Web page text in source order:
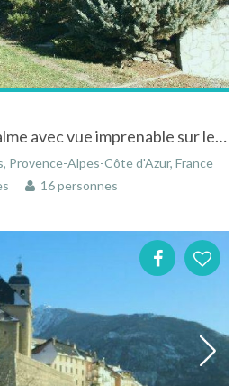
Chalet familial très calme avec vue imprenable sur les vallées à Briançon dans les Hautes-Alpes
Provence-Alpes-Côte d'Azur, France
16 personnes